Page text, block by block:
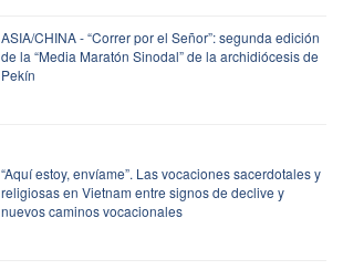
ASIA/CHINA - “Correr por el Señor”: segunda edición
de la “Media Maratón Sinodal” de la archidiócesis de
Pekín
“Aquí estoy, envíame”. Las vocaciones sacerdotales y
religiosas en Vietnam entre signos de declive y
nuevos caminos vocacionales